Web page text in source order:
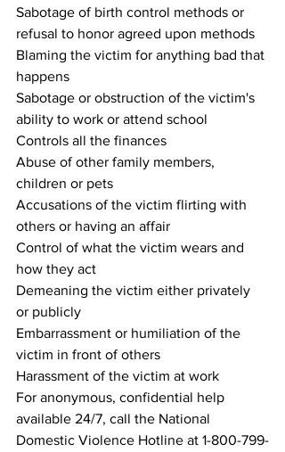
Sabotage of birth control methods or
refusal to honor agreed upon methods
Blaming the victim for anything bad that
happens
Sabotage or obstruction of the victim's
ability to work or attend school
Controls all the finances
Abuse of other family members,
children or pets
Accusations of the victim flirting with
others or having an affair
Control of what the victim wears and
how they act
Demeaning the victim either privately
or publicly
Embarrassment or humiliation of the
victim in front of others
Harassment of the victim at work
For anonymous, confidential help
available 24/7, call the National
Domestic Violence Hotline at 1-800-799-